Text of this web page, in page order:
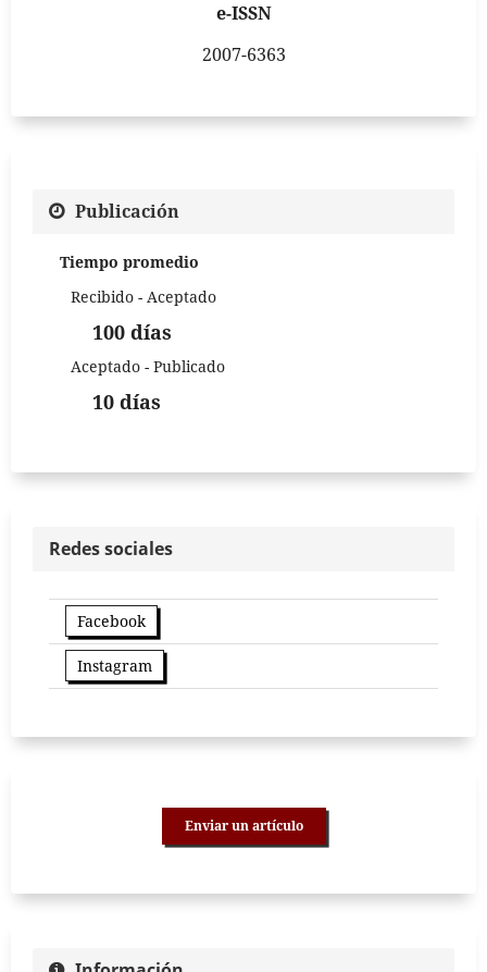
e-ISSN
2007-6363
Publicación
Tiempo promedio
Recibido - Aceptado
100 días
Aceptado - Publicado
10 días
Redes sociales
Facebook
Instagram
Enviar un artículo